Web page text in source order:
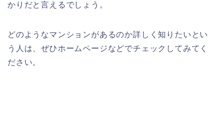
かりだと言えるでしょう。
どのようなマンションがあるのか詳しく知りたいとい
う人は、ぜひホームページなどでチェックしてみてく
ださい。